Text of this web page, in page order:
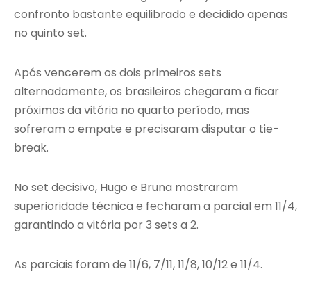
confronto bastante equilibrado e decidido apenas
no quinto set.
Após vencerem os dois primeiros sets
alternadamente, os brasileiros chegaram a ficar
próximos da vitória no quarto período, mas
sofreram o empate e precisaram disputar o tie-
break.
No set decisivo, Hugo e Bruna mostraram
superioridade técnica e fecharam a parcial em 11/4,
garantindo a vitória por 3 sets a 2.
As parciais foram de 11/6, 7/11, 11/8, 10/12 e 11/4.